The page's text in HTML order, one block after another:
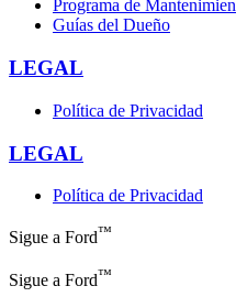
Programa de
Guías del Dueño
LEGAL
Política de Privacidad
LEGAL
Política de Privacidad
Sigue a Ford™
Sigue a Ford™